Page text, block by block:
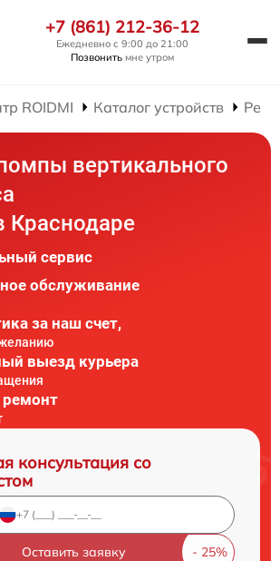
+7 (861) 212-36-12
Ежедневно с 9:00 до 21:00
Позвонить мне утром
ROIDMI Каталог устройств
вертикального
Краснодаре
сервис
обслуживание
за наш счет,
выезд курьера
консультация со
Оставить заявку